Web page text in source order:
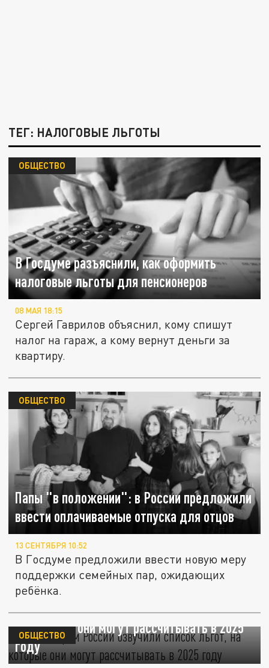
ТЕГ: НАЛОГОВЫЕ ЛЬГОТЫ
В Госдуме разъяснили, как оформить
налоговые льготы для пенсионеров
ОБЩЕСТВО
08 МАЯ 18:15
Сергей Гаврилов объяснил, кому спишут
налог на гараж, а кому вернут деньги за
квартиру.
Папы "в положении": в России предложили
ввести оплачиваемые отпуска для отцов
ОБЩЕСТВО
13 СЕНТЯБРЯ 10:52
В Госдуме предложили ввести новую меру
поддержки семейных пар, ожидающих
ребёнка.
Пенсионерам России озвучили список льгот,
на которые они могут рассчитывать в 2025
году
ОБЩЕСТВО